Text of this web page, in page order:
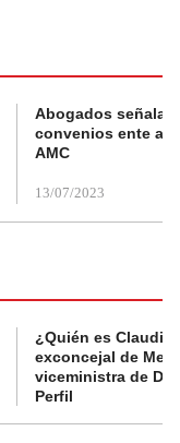
Abogados
convenios ente
AMC
13/07/2023
¿Quién es Claudia
exconcejal de
viceministra de
Perfil